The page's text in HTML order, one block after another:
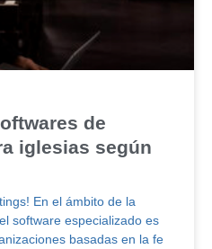
de
iglesias según
En el ámbito de la
software especializado es
basadas en la fe